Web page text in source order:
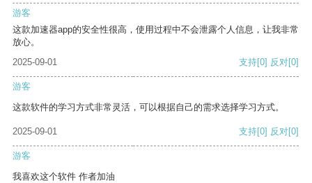
游客
这款加速器app的安全性很高，使用过程中不会泄露个人信息，让我非常
放心。
2025-09-01
支持[0] 反对[0]
游客
这款软件的学习方式非常灵活，可以根据自己的需求选择学习方式。
2025-09-01 支持[0] 反对[0]
游客
我喜欢这个软件 作者加油